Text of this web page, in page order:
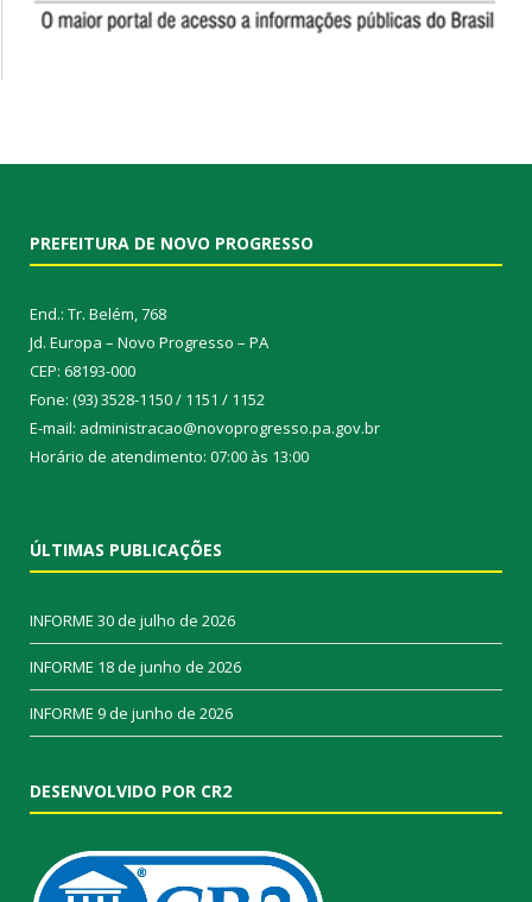
PREFEITURA DE NOVO PROGRESSO
End.: Tr. Belém, 768
Jd. Europa – Novo Progresso – PA
CEP: 68193-000
Fone: (93) 3528-1150 / 1151 / 1152
E-mail: administracao@novoprogresso.pa.gov.br
Horário de atendimento: 07:00 às 13:00
ÚLTIMAS PUBLICAÇÕES
INFORME 30 de julho de 2026
INFORME 18 de junho de 2026
INFORME 9 de junho de 2026
DESENVOLVIDO POR CR2